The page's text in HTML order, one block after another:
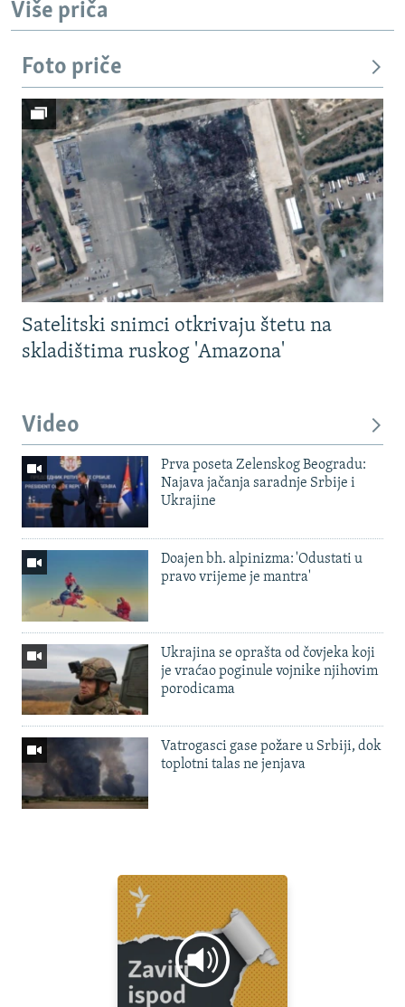
Više priča
Foto priče
Satelitski snimci otkrivaju štetu na
skladištima ruskog 'Amazona'
Video
Prva poseta Zelenskog Beogradu:
Najava jačanja saradnje Srbije i
Ukrajine
Doajen bh. alpinizma: 'Odustati u
pravo vrijeme je mantra'
Ukrajina se oprašta od čovjeka koji
je vraćao poginule vojnike njihovim
porodicama
Vatrogasci gase požare u Srbiji, dok
toplotni talas ne jenjava